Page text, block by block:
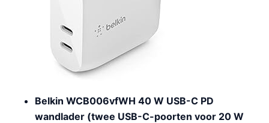
Belkin WCB006vfWH 40 W USB-C PD
wandlader (twee USB-C-poorten voor 20 W